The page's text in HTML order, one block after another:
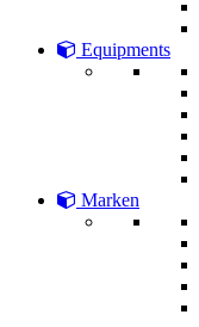
Equipments
Marken